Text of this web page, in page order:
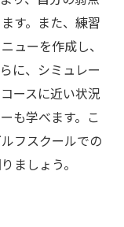
す。また、練習
ューを作成し、
に、シミュレー
ースに近い状況
も学べます。こ
フスクールでの
ましょう。